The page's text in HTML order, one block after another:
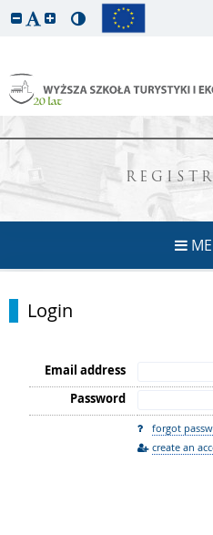
Login
Email address
Password
forgot
create an